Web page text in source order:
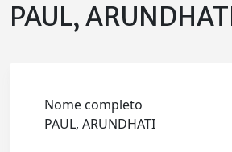
PAUL,
Nome completo
PAUL, ARUNDHATI